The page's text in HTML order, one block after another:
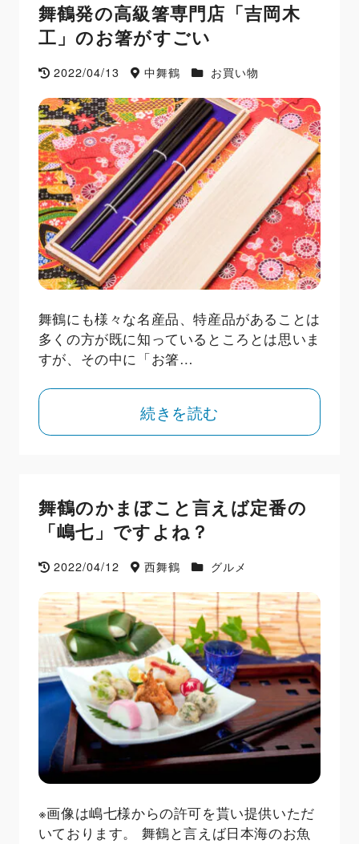
舞鶴発の高級箸専門店「吉岡木
工」のお箸がすごい
2022/04/13 中舞鶴 お買い物
舞鶴にも様々な名産品、特産品があることは
多くの方が既に知っているところとは思いま
すが、その中に「お箸…
続きを読む
舞鶴のかまぼこと言えば定番の
「嶋七」ですよね？
2022/04/12 西舞鶴 グルメ
※画像は嶋七様からの許可を貰い提供いただ
いております。 舞鶴と言えば日本海のお魚